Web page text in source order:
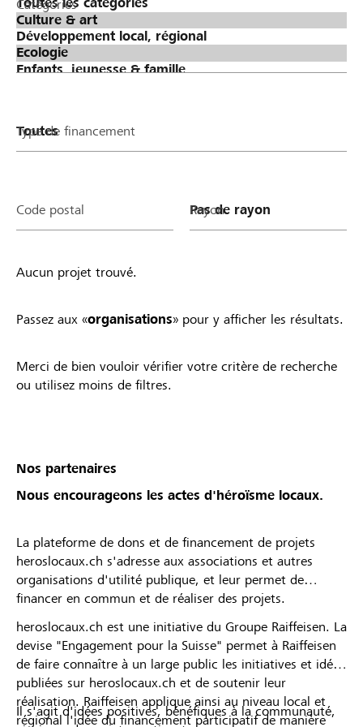
Catégories
Type de financement
Code postal Rayon
Aucun projet trouvé.
Passez aux «organisations» pour y afficher les résultats.
Merci de bien vouloir vérifier votre critère de recherche
ou utilisez moins de filtres.
Nos partenaires
Nous encourageons les actes d'héroïsme locaux.
La plateforme de dons et de financement de projets
heroslocaux.ch s'adresse aux associations et autres
organisations d'utilité publique, et leur permet de
financer en commun et de réaliser des projets.
heroslocaux.ch est une initiative du Groupe Raiffeisen. La
devise "Engagement pour la Suisse" permet à Raiffeisen
de faire connaître à un large public les initiatives et idées
publiées sur heroslocaux.ch et de soutenir leur
réalisation. Raiffeisen applique ainsi au niveau local et
régional l'idée du financement participatif de manière
Il s'agit d'idées positives, bénéfiques à la communauté,